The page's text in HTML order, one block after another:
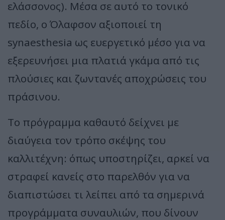
ελάσσονος). Μέσα σε αυτό το τονικό
πεδίο, ο Όλαφσον αξιοποιεί τη
synaesthesia ως ευεργετικό μέσο για να
εξερευνήσει μια πλατιά γκάμα από τις
πλούσιες και ζωντανές αποχρώσεις του
πράσινου.
Το πρόγραμμα καθαυτό δείχνει με
διαύγεια τον τρόπο σκέψης του
καλλιτέχνη: όπως υποστηρίζει, αρκεί να
στραφεί κανείς στο παρελθόν για να
διαπιστώσει τι λείπει από τα σημερινά
προγράμματα συναυλιών, που δίνουν